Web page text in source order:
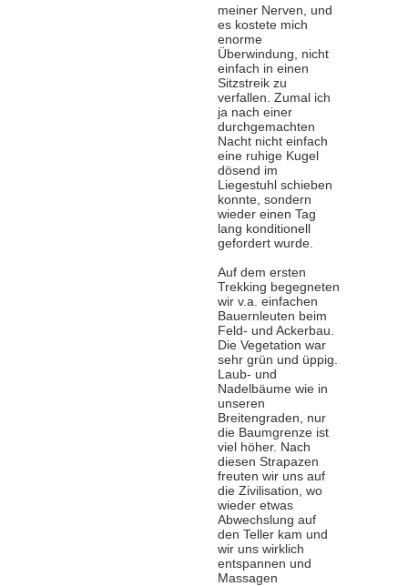
meiner Nerven, und
es kostete mich
enorme
Überwindung, nicht
einfach in einen
Sitzstreik zu
verfallen. Zumal ich
ja nach einer
durchgemachten
Nacht nicht einfach
eine ruhige Kugel
dösend im
Liegestuhl schieben
konnte, sondern
wieder einen Tag
lang konditionell
gefordert wurde.
Auf dem ersten
Trekking begegneten
wir v.a. einfachen
Bauernleuten beim
Feld- und Ackerbau.
Die Vegetation war
sehr grün und üppig.
Laub- und
Nadelbäume wie in
unseren
Breitengraden, nur
die Baumgrenze ist
viel höher. Nach
diesen Strapazen
freuten wir uns auf
die Zivilisation, wo
wieder etwas
Abwechslung auf
den Teller kam und
wir uns wirklich
entspannen und
Massagen